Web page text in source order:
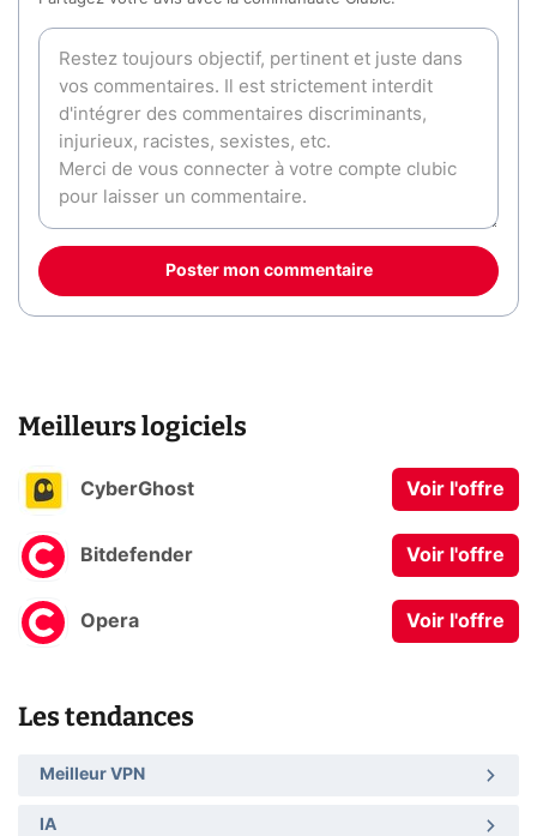
Poster mon commentaire
Meilleurs logiciels
CyberGhost Voir l'offre
Bitdefender Voir l'offre
Opera Voir l'offre
Les tendances
Meilleur VPN
IA